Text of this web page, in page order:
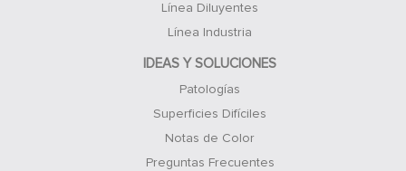
Línea Diluyentes
Línea Industria
IDEAS Y SOLUCIONES
Patologías
Superficies Difíciles
Notas de Color
Preguntas Frecuentes